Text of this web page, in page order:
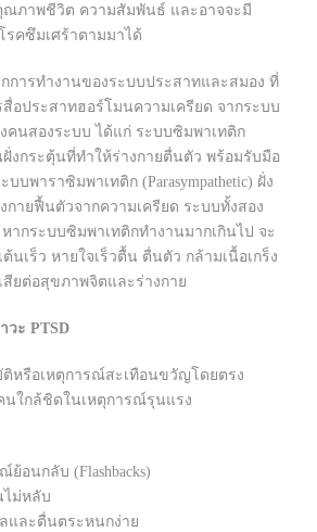
ณภาพชีวิต ความสัมพันธ์ และอาจจะมี
คซึมเศร้าตามมาได้
กการทำงานของระบบประสาทและสมอง ที่
อประสาทฮอร์โมนความเครียด จากระบบ
คนสองระบบ ได้แก่ ระบบซิมพาเทติก
ฝั่งกระตุ้นที่ทำให้ร่างกายตื่นตัว พร้อมรับมือ
บพาราซิมพาเทติก (Parasympathetic) ฝั่ง
กายฟื้นตัวจากความเครียด ระบบทั้งสอง
ากระบบซิมพาเทติกทำงานมากเกินไป จะ
นเร็ว หายใจเร็วตื้น ตื่นตัว กล้ามเนื้อเกร็ง
สียต่อสุขภาพจิตและร่างกาย
วะ PTSD
หรือเหตุการณ์สะเทือนขวัญโดยตรง
ใกล้ชิดในเหตุการณ์รุนแรง
ย้อนกลับ (Flashbacks)
ไม่หลับ
และตื่นตระหนกง่าย